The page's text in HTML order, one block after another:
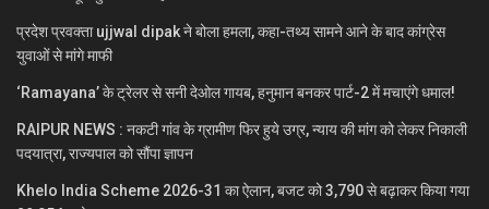
प्रदेश प्रवक्ता ujjwal dipak ने बोला हमला, कहा-तथ्य सामने आने के बाद कांग्रेस
युवाओं से मांगे माफी
‘Ramayana’ के ट्रेलर से सनी देओल गायब, हनुमान बनकर पार्ट-2 में मचाएंगे धमाल!
RAIPUR NEWS : नकटी गांव के ग्रामीण फिर हुये उग्र, न्याय की मांग को लेकर निकाली
पदयात्रा, राज्यपाल को सौंपा ज्ञापन
Khelo India Scheme 2026-31 का ऐलान, बजट को 3,790 से बढ़ाकर किया गया